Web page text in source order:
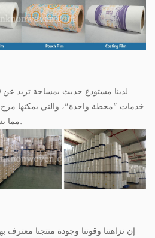
خدمات "محطة واحدة"، والتي يمكنها مزج
مما يساعد عملائنا على تقليل التكلفة.
إن نزاهتنا وقوتنا وجودة منتجنا معترف